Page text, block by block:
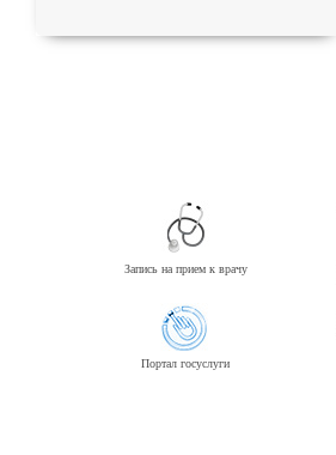
Запись на прием к врачу
Портал госуслуги